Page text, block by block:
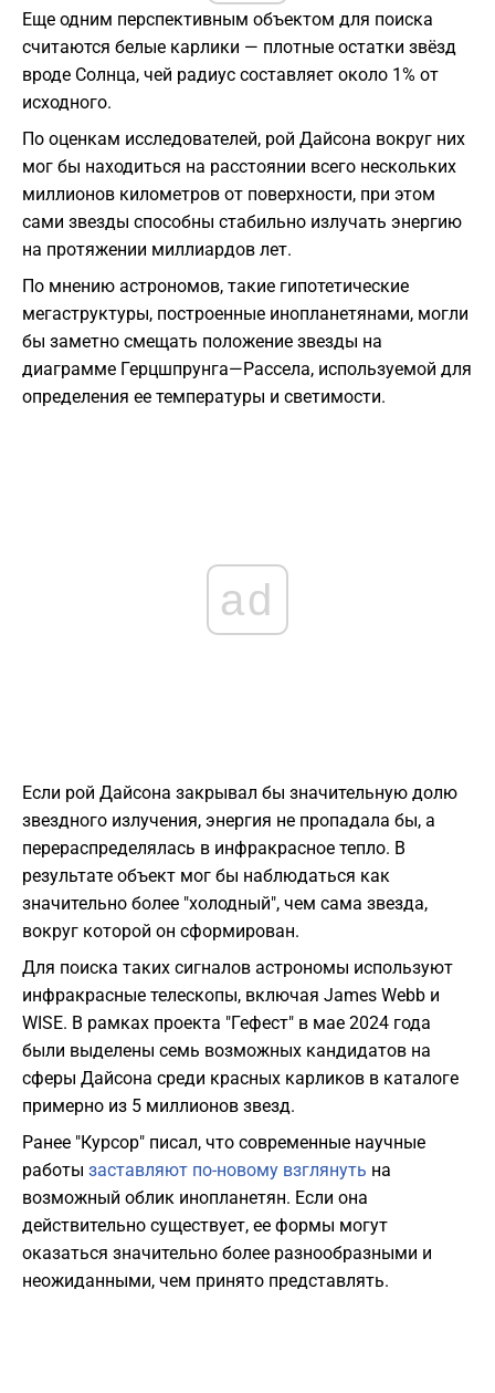
Еще одним перспективным объектом для поиска
считаются белые карлики — плотные остатки звёзд
вроде Солнца, чей радиус составляет около 1% от
исходного.
По оценкам исследователей, рой Дайсона вокруг них
мог бы находиться на расстоянии всего нескольких
миллионов километров от поверхности, при этом
сами звезды способны стабильно излучать энергию
на протяжении миллиардов лет.
По мнению астрономов, такие гипотетические
мегаструктуры, построенные инопланетянами, могли
бы заметно смещать положение звезды на
диаграмме Герцшпрунга—Рассела, используемой для
определения ее температуры и светимости.
ad
Если рой Дайсона закрывал бы значительную долю
звездного излучения, энергия не пропадала бы, а
перераспределялась в инфракрасное тепло. В
результате объект мог бы наблюдаться как
значительно более "холодный", чем сама звезда,
вокруг которой он сформирован.
Для поиска таких сигналов астрономы используют
инфракрасные телескопы, включая James Webb и
WISE. В рамках проекта "Гефест" в мае 2024 года
были выделены семь возможных кандидатов на
сферы Дайсона среди красных карликов в каталоге
примерно из 5 миллионов звезд.
Ранее "Курсор" писал, что современные научные
работы заставляют по-новому взглянуть на
возможный облик инопланетян. Если она
действительно существует, ее формы могут
оказаться значительно более разнообразными и
неожиданными, чем принято представлять.